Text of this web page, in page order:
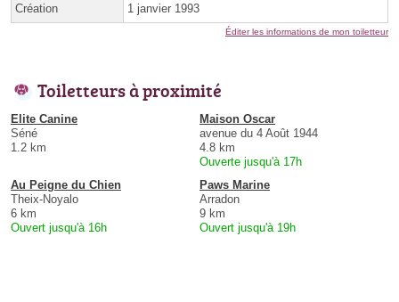
Création 1 janvier 1993
Éditer les informations de mon toiletteur
Toiletteurs à proximité
Elite Canine
Séné
1.2 km
Maison Oscar
avenue du 4 Août 1944
4.8 km
Ouverte jusqu'à 17h
Au Peigne du Chien
Theix-Noyalo
6 km
Ouvert jusqu'à 16h
Paws Marine
Arradon
9 km
Ouvert jusqu'à 19h